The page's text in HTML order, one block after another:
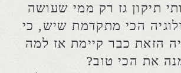
בשבילכם ויכולה להציע לכם את כל
שירותי הגז תחת קורת גג אחת.
אנשי המקצוע שתפגשו בחברה הזאת למדו
את התחום וגם צברו ניסיון של שנים, אז
למה שלא תרימו טלפון עוד היום?